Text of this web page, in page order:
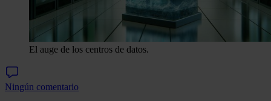
El auge de los centros de datos.
Ningún comentario